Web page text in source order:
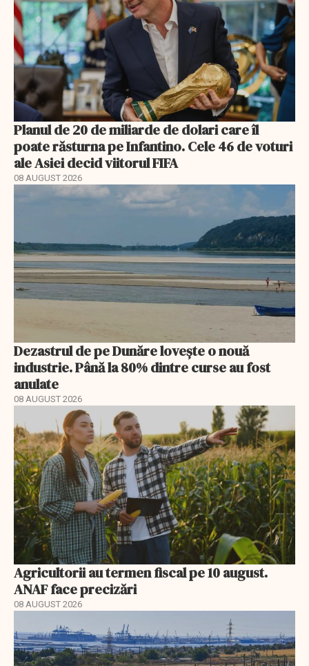
Planul de 20 de miliarde de dolari care îl
poate răsturna pe Infantino. Cele 46 de voturi
ale Asiei decid viitorul FIFA
08 AUGUST 2026
Dezastrul de pe Dunăre lovește o nouă
industrie. Până la 80% dintre curse au fost
anulate
08 AUGUST 2026
Agricultorii au termen fiscal pe 10 august.
ANAF face precizări
08 AUGUST 2026